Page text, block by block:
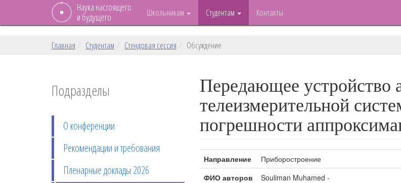
Наука настоящего
и будущего
Школьникам Студентам Контакты
Главная Студентам Стендовая сессия Обсуждение
Подразделы
О конференции
Рекомендации и требования
Пленарные доклады 2026
Передающее устройство
телеизмерительной
погрешности
Направление
Приборостроение
ФИО авторов
Souliman Muhamed -